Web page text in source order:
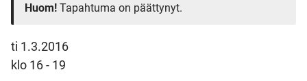
Huom! Tapahtuma on päättynyt.
ti 1.3.2016
klo 16 - 19